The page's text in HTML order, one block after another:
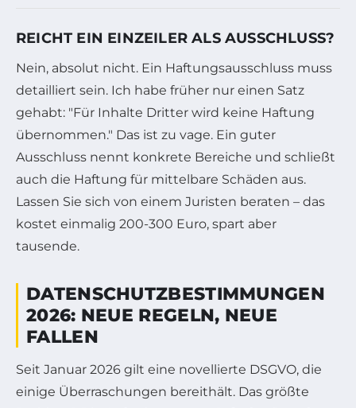
REICHT EIN EINZEILER ALS AUSSCHLUSS?
Nein, absolut nicht. Ein Haftungsausschluss muss
detailliert sein. Ich habe früher nur einen Satz
gehabt: "Für Inhalte Dritter wird keine Haftung
übernommen." Das ist zu vage. Ein guter
Ausschluss nennt konkrete Bereiche und schließt
auch die Haftung für mittelbare Schäden aus.
Lassen Sie sich von einem Juristen beraten – das
kostet einmalig 200-300 Euro, spart aber
tausende.
DATENSCHUTZBESTIMMUNGEN
2026: NEUE REGELN, NEUE
FALLEN
Seit Januar 2026 gilt eine novellierte DSGVO, die
einige Überraschungen bereithält. Das größte